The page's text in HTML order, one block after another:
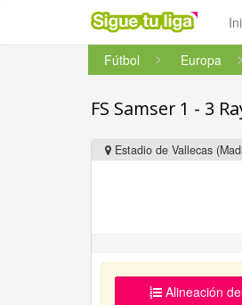
Fútbol Europa
FS Samser 1 - 3
Estadio de Vallecas
Alineación